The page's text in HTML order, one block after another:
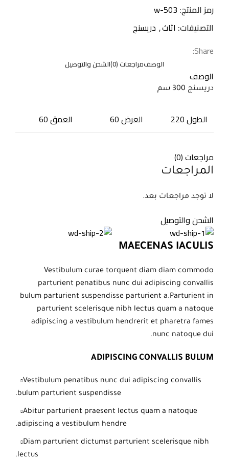
رمز المنتج: w-503
التصنيفات: اثاث, دريسنج
Share:
الوصفمراجعات (0) الشحن والتوصيل
الوصف
دريسنج 300 سم
الطول 220 العرض 60 العمق 60
مراجعات (0)
المراجعات
لا توجد مراجعات بعد.
الشحن والتوصيل
MAECENAS IACULIS
Vestibulum curae torquent diam diam commodo
parturient penatibus nunc dui adipiscing convallis
bulum parturient suspendisse parturient a.Parturient in
parturient scelerisque nibh lectus quam a natoque
adipiscing a vestibulum hendrerit et pharetra fames
nunc natoque dui.
ADIPISCING CONVALLIS BULUM
Vestibulum penatibus nunc dui adipiscing convallis
bulum parturient suspendisse.
Abitur parturient praesent lectus quam a natoque
adipiscing a vestibulum hendre.
Diam parturient dictumst parturient scelerisque nibh
lectus.